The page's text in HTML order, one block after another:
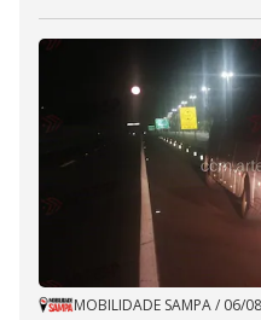
MOBILIDADE SAMPA/ 06/